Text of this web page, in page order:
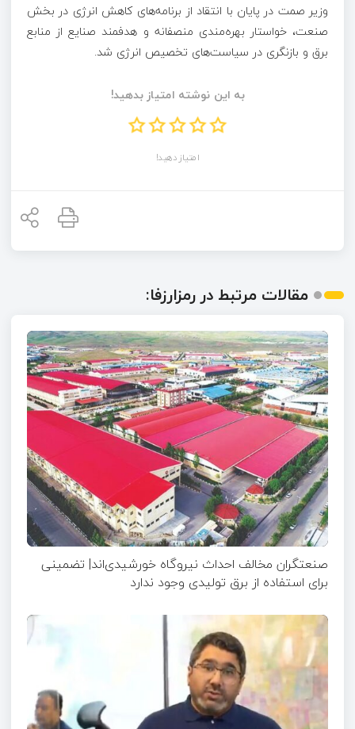
وزیر صمت در پایان با انتقاد از برنامه‌های کاهش انرژی در بخش
صنعت، خواستار بهره‌مندی منصفانه و هدفمند صنایع از منابع
برق و بازنگری در سیاست‌های تخصیص انرژی شد.
به این نوشته امتیاز بدهید!
امتیاز دهید!
مقالات مرتبط در رمزارزفا:
صنعتگران مخالف احداث نیروگاه خورشیدی‌اند| تضمینی
برای استفاده از برق تولیدی وجود ندارد